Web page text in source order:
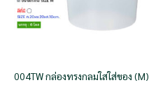
004TW กล่องทรงกลมใสใส่ของ (M)